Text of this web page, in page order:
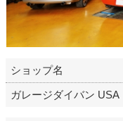
ショップ名
ガレージダイバン USA